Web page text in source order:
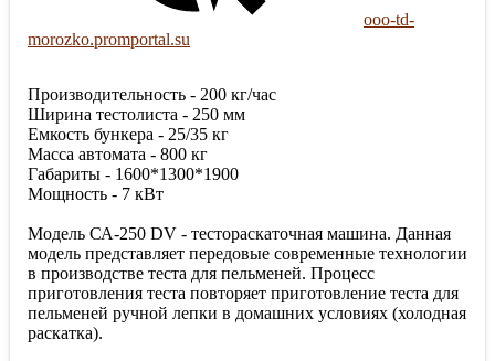
ooo-td-
morozko.promportal.su
Производительность - 200 кг/час
Ширина тестолиста - 250 мм
Емкость бункера - 25/35 кг
Масса автомата - 800 кг
Габариты - 1600*1300*1900
Мощность - 7 кВт
Модель СА-250 DV - тестораскаточная машина. Данная
модель представляет передовые современные технологии
в производстве теста для пельменей. Процесс
приготовления теста повторяет приготовление теста для
пельменей ручной лепки в домашних условиях (холодная
раскатка).